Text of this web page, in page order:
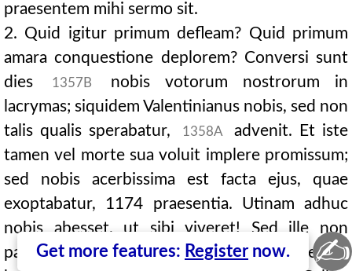
praesentem mihi sermo sit.
2. Quid igitur primum defleam? Quid primum
amara conquestione deplorem? Conversi sunt
dies
1357B
nobis votorum nostrorum in
lacrymas; siquidem Valentinianus nobis, sed non
talis qualis sperabatur,
1358A
advenit. Et iste
tamen vel morte sua voluit implere promissum;
sed nobis acerbissima est facta ejus, quae
exoptabatur, 1174 praesentia. Utinam adhuc
nobis abesset, ut sibi viveret! Sed ille non
passus, cum audiret Alpes Italiae hoste infestari
Get more features: Register now. ✍